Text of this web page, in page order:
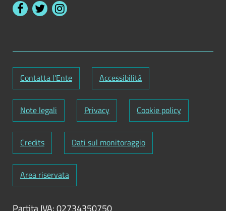
Contatta l'Ente Accessibilità
Note legali Privacy Cookie policy
Credits Dati sul monitoraggio
Area riservata
Partita IVA: 02734350750